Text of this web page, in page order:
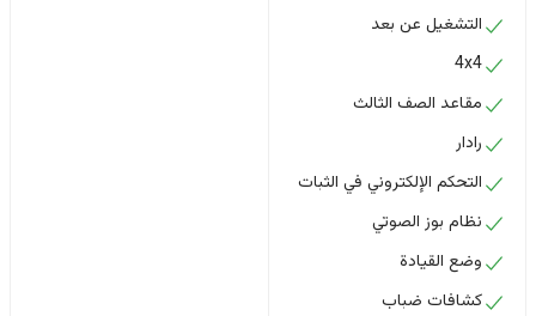
التشغيل عن بعد
4x4
مقاعد الصف الثالث
رادار
التحكم الإلكتروني في الثبات
نظام بوز الصوتي
وضع القيادة
كشافات ضباب